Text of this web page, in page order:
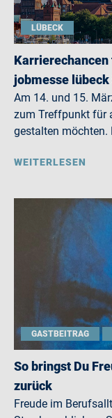
LÜBECK
Karrierechancen
jobmesse
Am 14. und 15.
zum Treffpunkt für
gestalten möchten.
WEITERLESEN
GASTBEITRAG
So bringst Du
zurück
Freude im